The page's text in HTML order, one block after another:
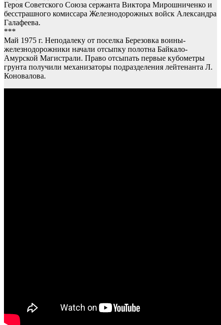
Героя Советского Союза сержанта Виктора Мирошниченко и
бесстрашного комиссара Железнодорожных войск Александра
Галафеева.
***
Май 1975 г. Неподалеку от поселка Березовка воины-
железнодорожники начали отсыпку полотна Байкало-
Амурской Магистрали. Право отсыпать первые кубометры
грунта получили механизаторы подразделения лейтенанта Л.
Коновалова.